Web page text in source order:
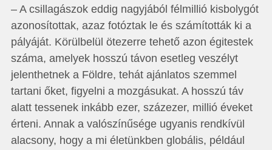
– A csillagászok eddig nagyjából félmillió kisbolygót
azonosítottak, azaz fotóztak le és számították ki a
pályáját. Körülbelül ötezerre tehető azon égitestek
száma, amelyek hosszú távon esetleg veszélyt
jelenthetnek a Földre, tehát ajánlatos szemmel
tartani őket, figyelni a mozgásukat. A hosszú táv
alatt tessenek inkább ezer, százezer, millió éveket
érteni. Annak a valószínűsége ugyanis rendkívül
alacsony, hogy a mi életünkben globális, például